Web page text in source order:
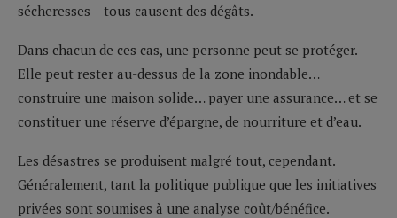
sécheresses – tous causent des dégâts.
Dans chacun de ces cas, une personne peut se protéger.
Elle peut rester au-dessus de la zone inondable…
construire une maison solide… payer une assurance… et se
constituer une réserve d’épargne, de nourriture et d’eau.
Les désastres se produisent malgré tout, cependant.
Généralement, tant la politique publique que les initiatives
privées sont soumises à une analyse coût/bénéfice.